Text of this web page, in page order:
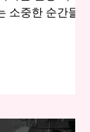
소중한 순간들에